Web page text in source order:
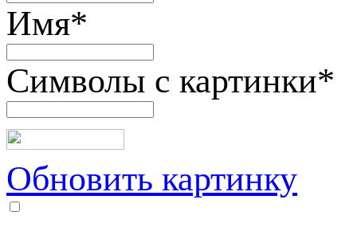
Имя*
Символы с картинки*
Обновить картинку